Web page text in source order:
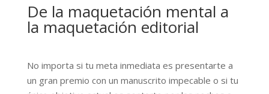
De la maquetación mental a
la maquetación editorial
No importa si tu meta inmediata es presentarte a
un gran premio con un manuscrito impecable o si tu